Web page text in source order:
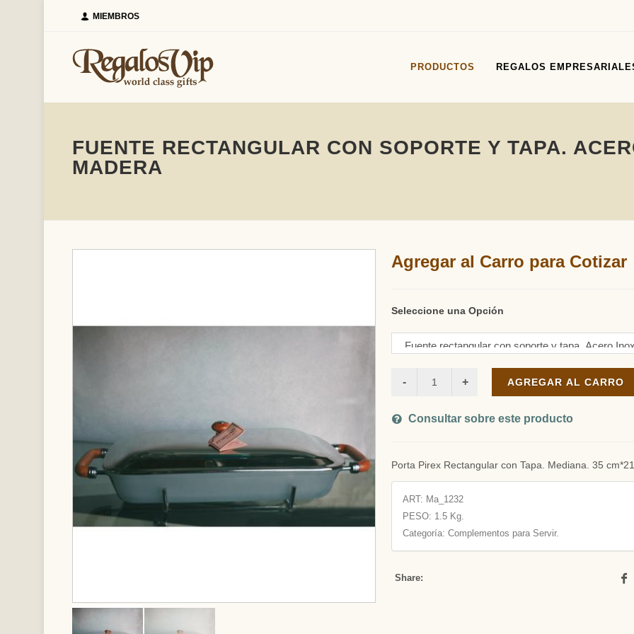
MIEMBROS
PRODUCTOS
REGALOS
FUENTE RECTANGULAR CON SOPORTE Y TAPA.
MADERA
Agregar al Carro para Cotizar
Seleccione una Opción
AGREGAR AL CARRO
Consultar sobre este producto
Porta Pirex Rectangular con Tapa. Mediana. 35
ART: Ma_1232
PESO: 1.5 Kg.
Categoría: Complementos para Servir.
Share: